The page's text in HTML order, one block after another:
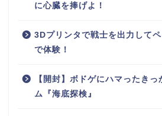
に心臓を捧げよ！
3Dプリンタで戦士を出力して
で体験！
【開封】ボドゲにハマったき
ム『海底探検』